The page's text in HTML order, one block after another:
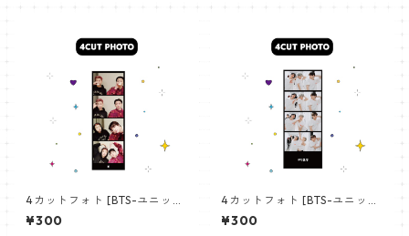
4カットフォト [BTS-ユニット
01] 4CUT PHOTO BTS- UNI
T 01
¥300
4カットフォト [BTS-ユニット
03] 4CUT PHOTO BTS- UNI
T 03
¥300